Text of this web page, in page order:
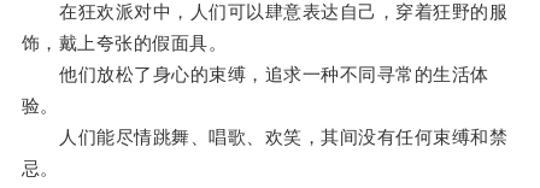
在狂欢派对中，人们可以肆意表达自己，穿着狂野的服
饰，戴上夸张的假面具。
他们放松了身心的束缚，追求一种不同寻常的生活体
验。
人们能尽情跳舞、唱歌、欢笑，其间没有任何束缚和禁
忌。